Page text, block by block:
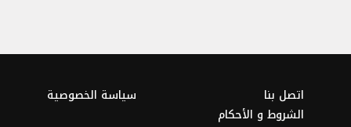
اتصل بنا
سياسة الخصوصية
الشروط و الأحكام